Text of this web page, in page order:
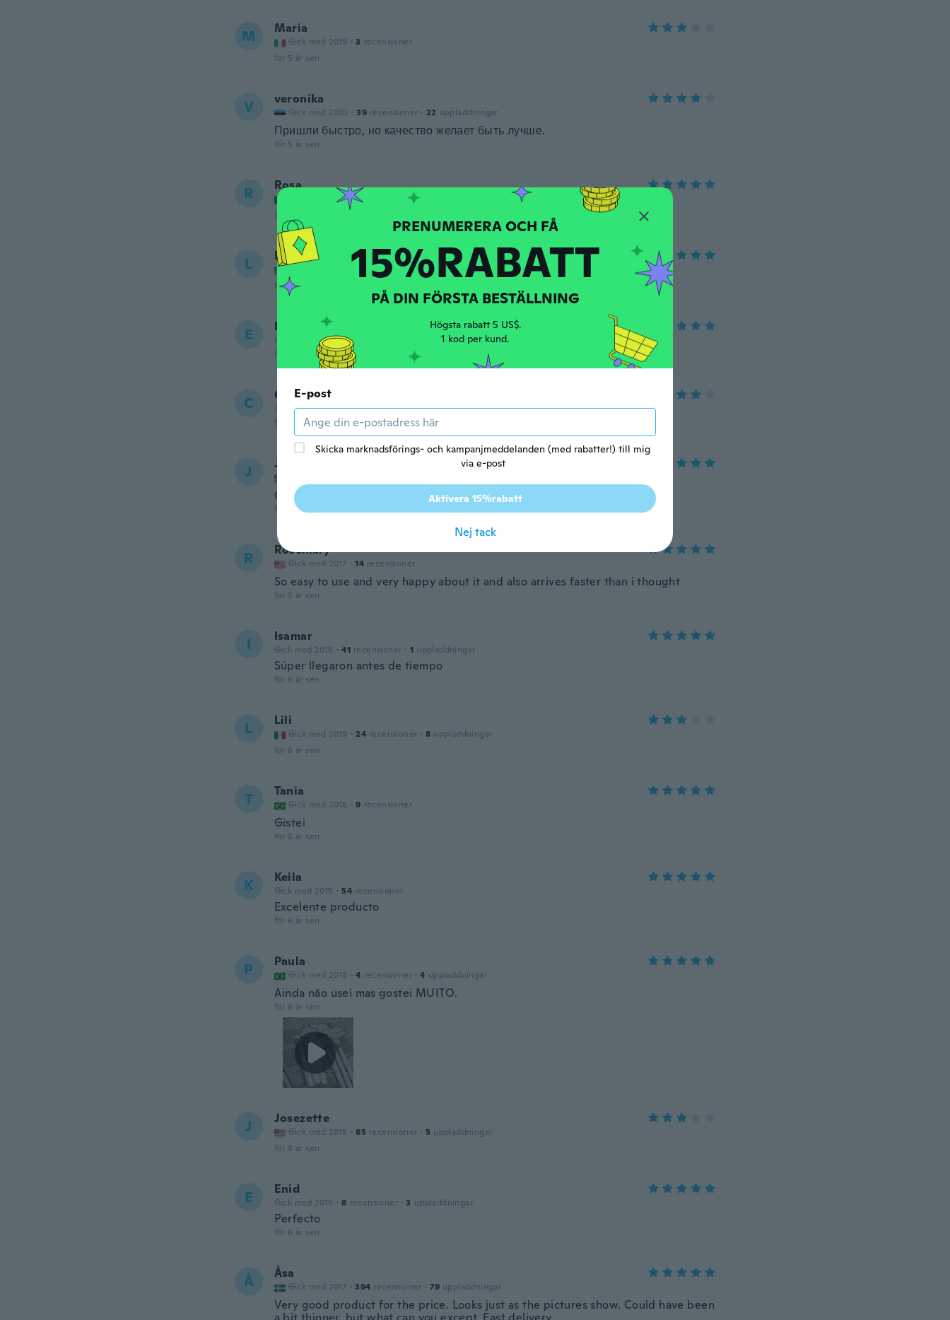
M Maria
Gick med 2019 · 3 recensioner
för 5 år sen
V veronika
Gick med 2020 · 39 recensioner · 22 uppladdningar
Пришли быстро, но качество желает быть лучше.
för 5 år sen
R Rosa
Gick med 2019 · 13 recensioner ·
för 5 år sen
L Linda
recensioner · 62
uppladdningar
för 5 år sen
E Esther
Gick med 2016 · 63
uppladdningar
för 5 år sen
C Cormari
Gick med 2019 · 3 recensioner · 1 uppladdningar
för 5 år sen
J Jessica
Great
för 5 år sen
R Rosemary
Gick med 2017 · 14 recensioner
So easy to use and very happy about it and also arrives faster than i thought
för 5 år sen
I Isamar
Gick med 2018 · 41 recensioner · 1 uppladdningar
Súper llegaron antes de tiempo
för 6 år sen
L Lili
Gick med 2019 · 24 recensioner · 8 uppladdningar
för 6 år sen
T Tania
Gick med 2018 · 9 recensioner
Gistei
för 6 år sen
K Keila
Gick med 2015 · 54 recensioner
Excelente producto
för 6 år sen
P Paula
Gick med 2018 · 4 recensioner · 4 uppladdningar
Ainda não usei mas gostei MUITO.
för 6 år sen
J Josezette
Gick med 2015 · 85 recensioner · 5 uppladdningar
för 6 år sen
E Enid
Gick med 2019 · 8 recensioner · 3 uppladdningar
Perfecto
för 6 år sen
Å Åsa
Gick med 2017 · 394 recensioner · 79 uppladdningar
Very good product for the price. Looks just as the pictures show. Could have been
PRENUMERERA OCH FÅ
15%RABATT
PÅ DIN FÖRSTA BESTÄLLNING
Högsta rabatt 5 US$.
1 kod per kund.
E-post
Skicka marknadsförings- och kampanjmeddelanden (med rabatter!) till mig
via e-post
Aktivera 15%rabatt
Nej tack